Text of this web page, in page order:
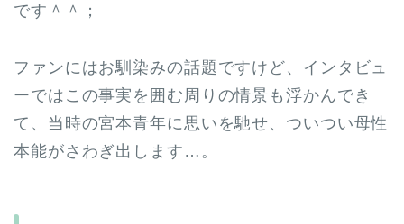
です＾＾；
ファンにはお馴染みの話題ですけど、インタビュ
ーではこの事実を囲む周りの情景も浮かんでき
て、当時の宮本青年に思いを馳せ、ついつい母性
本能がさわぎ出します…。